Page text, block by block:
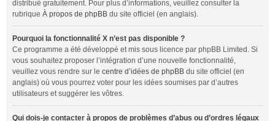
distribué gratuitement. Pour plus d’informations, veuillez consulter la
rubrique À propos de phpBB du site officiel (en anglais).
Pourquoi la fonctionnalité X n’est pas disponible ?
Ce programme a été développé et mis sous licence par phpBB Limited. Si
vous souhaitez proposer l’intégration d’une nouvelle fonctionnalité,
veuillez vous rendre sur le centre d’idées de phpBB du site officiel (en
anglais) où vous pourrez voter pour les idées soumises par d’autres
utilisateurs et suggérer les vôtres.
Qui dois-je contacter à propos de problèmes d’abus ou d’ordres légaux